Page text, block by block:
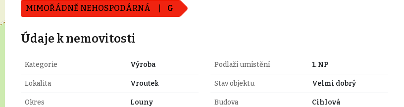
MIMOŘÁDNĚ NEHOSPODÁRNÁ G
Údaje k nemovitosti
Kategorie Výroba
Lokalita Vroutek
Okres Louny
Podlaží umístění 1. NP
Stav objektu Velmi dobrý
Budova Cihlová